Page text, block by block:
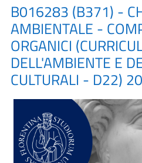
B016283 (B371) -
AMBIENTALE -
ORGANICI
DELL'AMBIENTE E
CULTURALI - D22)